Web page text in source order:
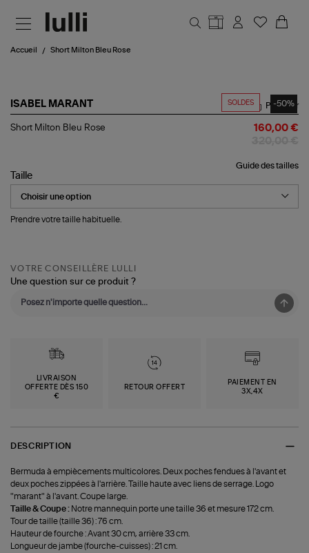
Accueil Short Milton Bleu Rose
SOLDES -50%
ISABEL MARANT
Short
Partager
Short Milton Bleu Rose 160,00 €
Guide des tailles
Taille
Prendre votre taille habituelle.
VOTRE CONSEILLÈRE LULLI
Une question sur ce produit ?
LIVRAISON
OFFERTE DÈS 150
€
RETOUR OFFERT
PAIEMENT EN
3X,4X
DESCRIPTION
Bermuda à empiècements multicolores. Deux poches fendues à l'avant et
deux poches zippées à l'arrière. Taille haute avec liens de serrage. Logo
"marant" à l'avant. Coupe large.
Taille & Coupe : Notre mannequin porte une taille 36 et mesure 172 cm.
Tour de taille (taille 36) : 76 cm.
Hauteur de fourche : Avant 30 cm, arrière 33 cm.
Longueur de jambe (fourche-cuisses) : 21 cm.